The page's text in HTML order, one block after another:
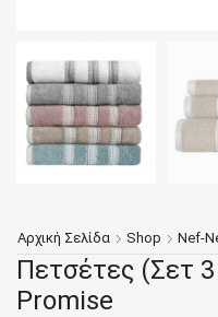
Αρχική Σελίδα Shop Nef-
Πετσέτες (Σετ
Promise